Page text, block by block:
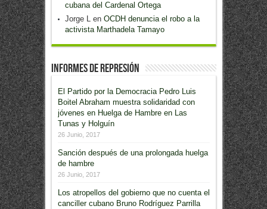
cubana del Cardenal Ortega
Jorge Len OCDH denuncia el robo a la
activista Marthadela Tamayo
Informes de Represión
El Partido por la Democracia Pedro Luis
Boitel Abraham muestra solidaridad con
jóvenes en Huelga de Hambre en Las
Tunas y Holguín
26 Junio, 2017
Sanción después de una prolongada huelga
de hambre
26 Junio, 2017
Los atropellos del gobierno que no cuenta el
canciller cubano Bruno Rodríguez Parrilla